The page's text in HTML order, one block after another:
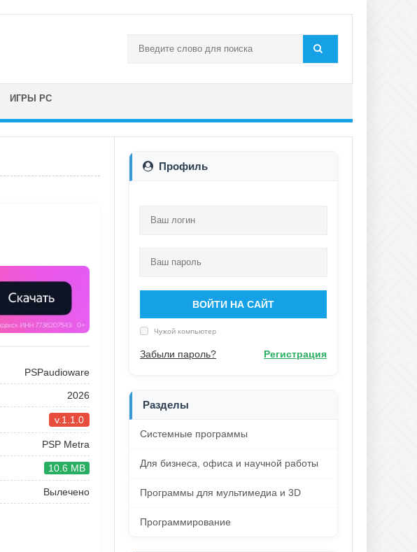
ИГРЫ PC
PSPaudioware
2026
v.1.1.0
PSP Metra
10.6 MB
Вылечено
Профиль
ВОЙТИ НА САЙТ
Чужой компьютер
Забыли пароль? Регистрация
Разделы
Системные программы
Для бизнеса, офиса и научной работы
Программы для мультимедиа и 3D
Программирование